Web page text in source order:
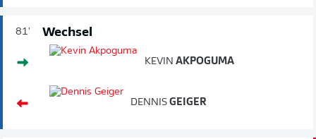
81' Wechsel
KEVIN AKPOGUMA
DENNIS GEIGER